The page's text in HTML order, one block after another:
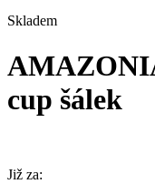
Skladem
cup šálek
Již za: